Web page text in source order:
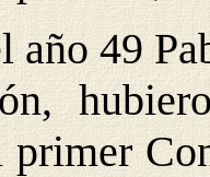
año 49
primer